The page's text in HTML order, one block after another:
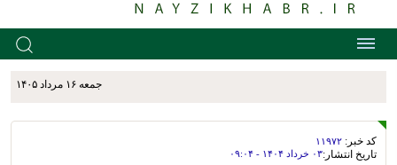
جمعه ۱۶ مرداد ۱۴۰۵
کد خبر: ۱۱۹۷۲
تاریخ انتشار:۰۳ خرداد ۱۴۰۴ - ۰۹:۰۴